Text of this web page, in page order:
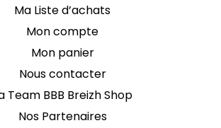
Ma Liste d’achats
Mon compte
Mon panier
Nous contacter
Team BBB Breizh Shop
Nos Partenaires